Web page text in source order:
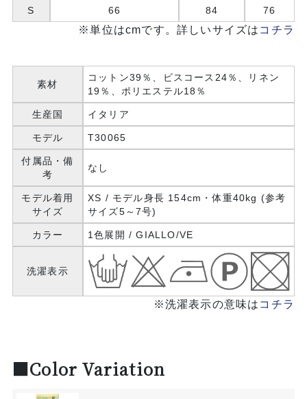
S 66 84 76
※単位はcmです。詳しいサイズは コチラ
素材
コットン39％、ビスコース24％、リネン
19％、ポリエステル18％
生産国 イタリア
モデル T30065
付属品・備
考
なし
モデル着用
サイズ
XS / モデル身長 154cm・体重40kg (参考
サイズ5～7号)
カラー 1色展開 / GIALLO/VE
洗濯表示
※洗濯表示の意味は コチラ
■Color Variation